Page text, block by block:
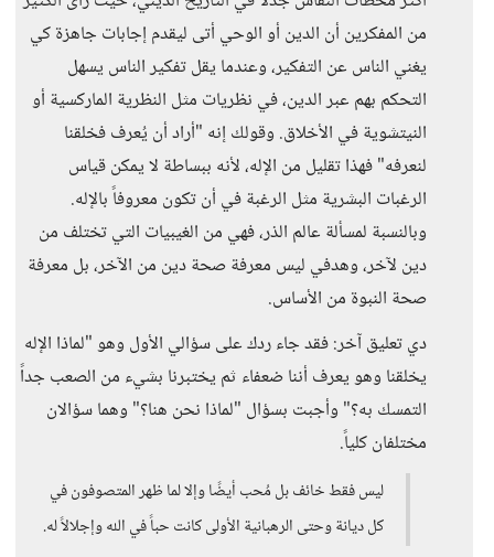
من المفكرين أن الدين أو الوحي أتى ليقدم إجابات جاهزة كي
يغني الناس عن التفكير، وعندما يقل تفكير الناس يسهل
التحكم بهم عبر الدين، في نظريات مثل النظرية الماركسية أو
النيتشوية في الأخلاق. وقولك إنه "أراد أن يُعرف فخلقنا
لنعرفه" فهذا تقليل من الإله، لأنه ببساطة لا يمكن قياس
الرغبات البشرية مثل الرغبة في أن تكون معروفاً بالإله.
وبالنسبة لمسألة عالم الذر، فهي من الغيبيات التي تختلف من
دين لآخر، وهدفي ليس معرفة صحة دين من الآخر، بل معرفة
صحة النبوة من الأساس.
دي تعليق آخر: فقد جاء ردك على سؤالي الأول وهو "لماذا الإله
يخلقنا وهو يعرف أننا ضعفاء ثم يختبرنا بشيء من الصعب جداً
التمسك به؟" وأجبت بسؤال "لماذا نحن هنا؟" وهما سؤالان
مختلفان كلياً.
ليس فقط خائف بل مُحب أيضًا وإلا لما ظهر المتصوفون في
كل ديانة وحتى الرهبانية الأولى كانت حباً في الله وإجلالاً له.